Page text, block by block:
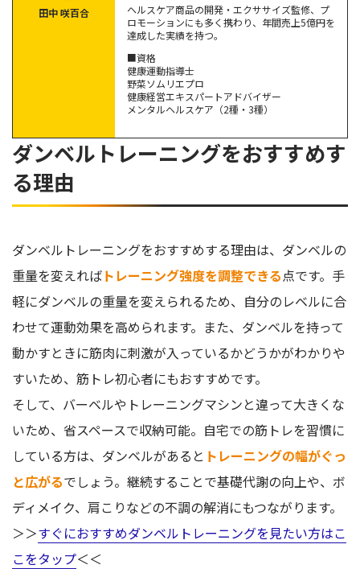
【初心者向け】ダンベルを使った筋トレメニューを部位別に
上半身を鍛えるハンマーカール
上半身を鍛えるインクラインダンベルプレス
下半身を鍛えるダンベルスクワット
下半身を鍛えるヒンジプッシュ
腕を鍛えるダンベルフレンチプレス
肩を鍛えるフロントレイズ
ダンベルを使った筋トレに関するQ&A
ダンベルを使った一週間の筋トレメニューは？
初心者もOK！筋トレの効果を高めるためにダンベルを取り
入れよう
田中 咲百合
ヘルスケア商品の開発・エクササイズ監修、プ
ロモーションにも多く携わり、年間売上5億円を
達成した実績を持つ。
■資格
健康運動指導士
野菜ソムリエプロ
健康経営エキスパートアドバイザー
メンタルヘルスケア（2種・3種）
ダンベルトレーニングをおすすめす
る理由
ダンベルトレーニングをおすすめする理由は、ダンベルの
重量を変えればトレーニング強度を調整できる点です。手
軽にダンベルの重量を変えられるため、自分のレベルに合
わせて運動効果を高められます。また、ダンベルを持って
動かすときに筋肉に刺激が入っているかどうかがわかりや
すいため、筋トレ初心者にもおすすめです。
そして、バーベルやトレーニングマシンと違って大きくな
いため、省スペースで収納可能。自宅での筋トレを習慣に
している方は、ダンベルがあると トレーニングの幅がぐっ
と広がるでしょう。継続することで基礎代謝の向上や、ボ
ディメイク、肩こりなどの不調の解消にもつながります。
＞＞すぐにおすすめダンベルトレーニングを見たい方はこ
こをタップ＜＜